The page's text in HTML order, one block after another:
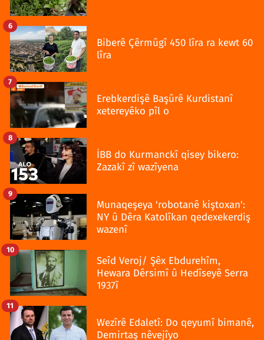
Biberê Çêrmûgî 450 lîra ra kewt 60
lîra
6
Erebkerdişê Başûrê Kurdistanî
xetereyêko pîl o
7
İBB do Kurmanckî qisey bikero:
Zazakî zî wazîyena
8
Munaqeşeya 'robotanê kiştoxan':
NY û Dêra Katolîkan qedexekerdiş
wazenî
9
Seîd Veroj/ Şêx Ebdurehîm,
Hewara Dêrsimî û Hedîseyê Serra
1937î
10
Wezîrê Edaletî: Do qeyumî bimanê,
Demirtaş nêvejîyo
11